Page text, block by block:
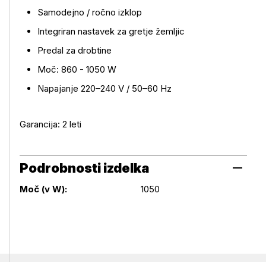
Samodejno / ročno izklop
Integriran nastavek za gretje žemljic
Predal za drobtine
Moč: 860 - 1050 W
Napajanje 220–240 V / 50–60 Hz
Garancija: 2 leti
Podrobnosti izdelka
Podrobnosti izdelka
Moč (v W): 1050